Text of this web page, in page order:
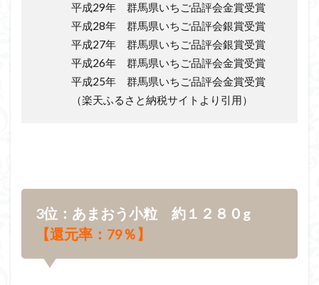
平成29年 群馬県いちご品評会金賞受賞
平成28年 群馬県いちご品評会銀賞受賞
平成27年 群馬県いちご品評会銀賞受賞
平成26年 群馬県いちご品評会金賞受賞
平成25年 群馬県いちご品評会金賞受賞
（楽天ふるさと納税サイトより引用）
3位：あまおう小粒 約１２８０g
【還元率：79％】